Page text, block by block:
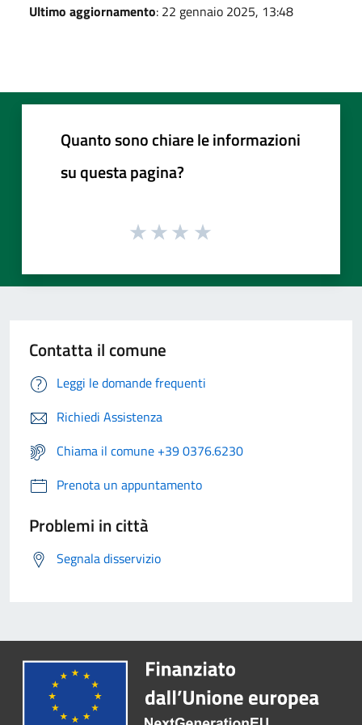
Ultimo aggiornamento: 22 gennaio 2025, 13:48
Quanto sono chiare le informazioni
su questa pagina?
Contatta il comune
Leggi le domande frequenti
Richiedi Assistenza
Chiama il comune +39 0376.6230
Prenota un appuntamento
Problemi in città
Segnala disservizio